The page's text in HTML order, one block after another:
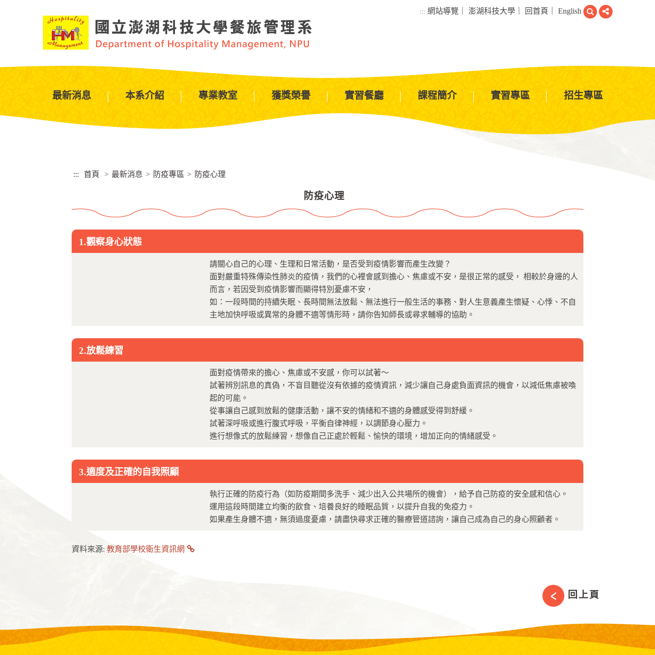
區
::: 網站導覽 澎湖科技大學 回首頁 English
搜
尋
分
最新消息 本系介紹 專業教室 獲獎榮譽 實習餐廳 課程簡介 實習專區 招生專區
::: 首頁 > 最新消息 > 防疫專區 > 防疫心理
防疫心理
1.觀察身心狀態
請關心自己的心理、生理和日常活動，是否受到疫情影響而產生改變？
面對嚴重特殊傳染性肺炎的疫情，我們的心裡會感到擔心、焦慮或不安，是很正常的感受， 相較於身邊的人
而言，若因受到疫情影響而顯得特別憂慮不安，
如：一段時間的持續失眠、長時間無法放鬆、無法進行一般生活的事務、對人生意義產生懷疑、心悸、不自
主地加快呼吸或異常的身體不適等情形時，請你告知師長或尋求輔導的協助。
2.放鬆練習
面對疫情帶來的擔心、焦慮或不安感，你可以試著～
試著辨別訊息的真偽，不盲目聽從沒有依據的疫情資訊，減少讓自己身處負面資訊的機會，以減低焦慮被喚
起的可能。
從事讓自己感到放鬆的健康活動，讓不安的情緒和不適的身體感受得到舒緩。
試著深呼吸或進行腹式呼吸，平衡自律神經，以調節身心壓力。
進行想像式的放鬆練習，想像自己正處於輕鬆、愉快的環境，增加正向的情緒感受。
3.適度及正確的自我照顧
執行正確的防疫行為（如防疫期間多洗手、減少出入公共場所的機會），給予自己防疫的安全感和信心。
運用這段時間建立均衡的飲食、培養良好的睡眠品質，以提升自我的免疫力。
如果產生身體不適，無須過度憂慮，請盡快尋求正確的醫療管道諮詢，讓自己成為自己的身心照顧者。
資料來源: 教育部學校衛生資訊網
回上頁